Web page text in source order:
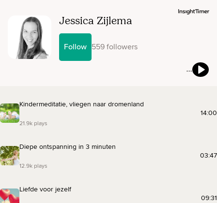
Jessica Zijlema
Follow 559 followers
Kindermeditatie, vliegen naar dromenland
21.9k plays
14:00
Diepe ontspanning in 3 minuten
12.9k plays
03:47
Liefde voor jezelf
09:31